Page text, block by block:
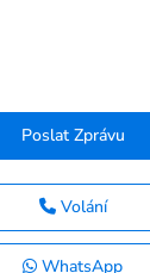
Poslat Zprávu
Volání
WhatsApp